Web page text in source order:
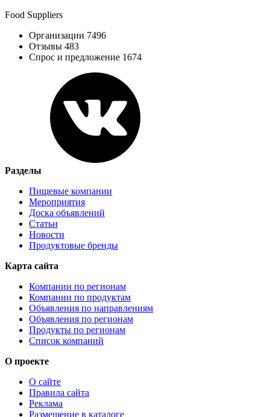
Food Suppliers
Организации 7496
Отзывы 483
Спрос и предложение 1674
Разделы
Пищевые компании
Мероприятия
Доска объявлений
Статьи
Новости
Продуктовые бренды
Карта сайта
Компании по регионам
Компании по продуктам
Объявления по направлениям
Объявления по регионам
Продукты по регионам
Список компаний
О проекте
О сайте
Правила сайта
Реклама
Размещение в каталоге